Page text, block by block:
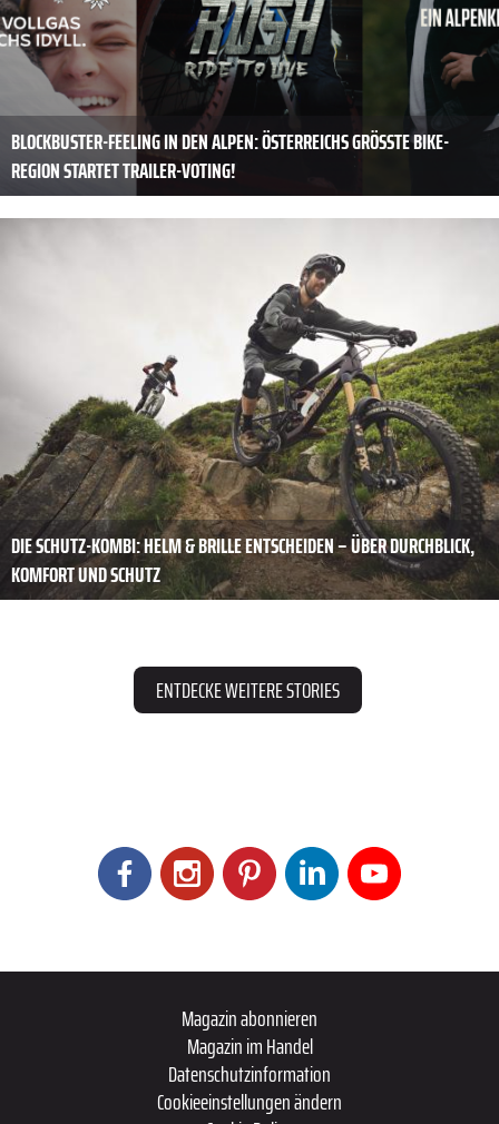
BLOCKBUSTER-FEELING IN DEN ALPEN: ÖSTERREICHS GRÖSSTE BIKE-R
EGION STARTET TRAILER-VOTING!
DIE SCHUTZ-KOMBI: HELM & BRILLE ENTSCHEIDEN – ÜBER DURCHBLICK,
KOMFORT UND SCHUTZ
ENTDECKE WEITERE STORIES
Magazin abonnieren
Magazin im Handel
Datenschutzinformation
Cookieeinstellungen ändern